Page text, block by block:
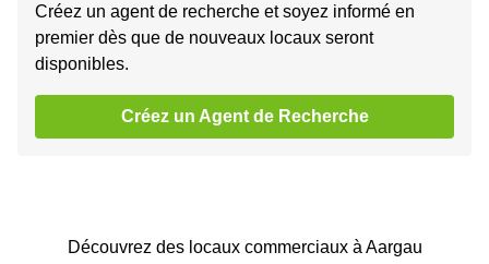
Créez un agent de recherche et soyez informé en
premier dès que de nouveaux locaux seront
disponibles.
Créez un Agent de Recherche
Découvrez des locaux commerciaux à Aargau